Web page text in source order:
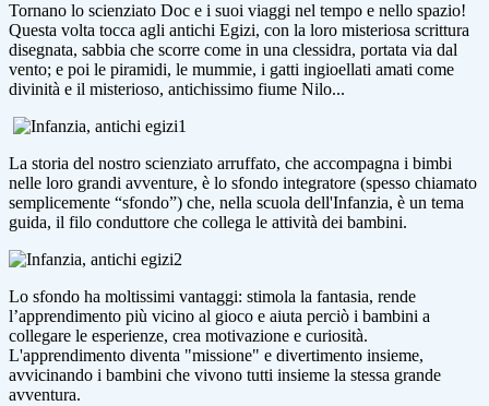
Tornano lo scienziato Doc e i suoi viaggi nel tempo e nello spazio!
Questa volta tocca agli antichi Egizi, con la loro misteriosa scrittura
disegnata, sabbia che scorre come in una clessidra, portata via dal
vento; e poi le piramidi, le mummie, i gatti ingioellati amati come
divinità e il misterioso, antichissimo fiume Nilo...
La storia del nostro scienziato arruffato, che accompagna i bimbi
nelle loro grandi avventure, è lo sfondo integratore (spesso chiamato
semplicemente “sfondo”) che, nella scuola dell'Infanzia, è un tema
guida, il filo conduttore che collega le attività dei bambini.
Lo sfondo ha moltissimi vantaggi: stimola la fantasia, rende
l’apprendimento più vicino al gioco e aiuta perciò i bambini a
collegare le esperienze, crea motivazione e curiosità.
L'apprendimento diventa "missione" e divertimento insieme,
avvicinando i bambini che vivono tutti insieme la stessa grande
avventura.